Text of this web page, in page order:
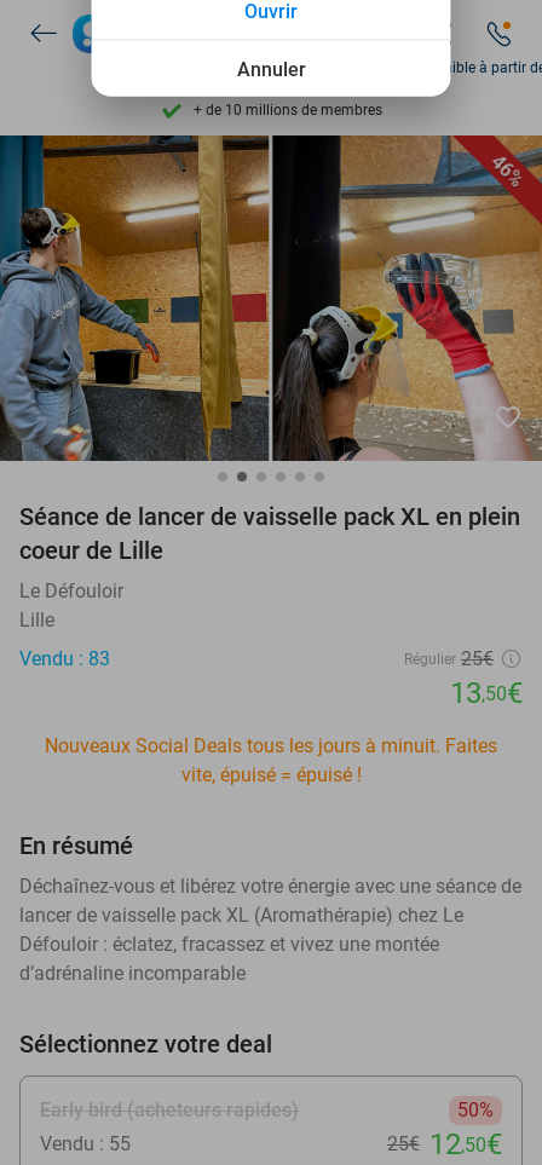
Découvrez + de 15.000 deals
Disponible 7 jours par semaine
+ de 10 millions de membres
basé sur 206 262 avis
Découvrez + de 15.000 deals
Disponible 7 jours par semaine
+ de 10 millions de membres
Disponible à partir
46%
favorite_border
Séance de lancer de vaisselle pack XL en plein
coeur de Lille
Le Défouloir
Lille
Vendu : 83
Régulier 25€
13,50€
Nouveaux Social Deals tous les jours à minuit. Faites
vite, épuisé = épuisé !
En résumé
Déchaînez-vous et libérez votre énergie avec une séance de
lancer de vaisselle pack XL (Aromathérapie) chez Le
Défouloir : éclatez, fracassez et vivez une montée
d’adrénaline incomparable
Sélectionnez votre deal
Early bird (acheteurs rapides)
50%
Vendu : 55
25€ 12,50€
Annuler
Ouvrir